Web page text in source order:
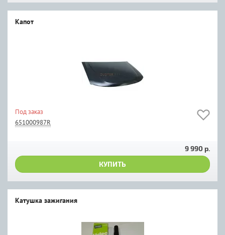
Капот
Под заказ
651000987R
9 990 р.
КУПИТЬ
Катушка зажигания